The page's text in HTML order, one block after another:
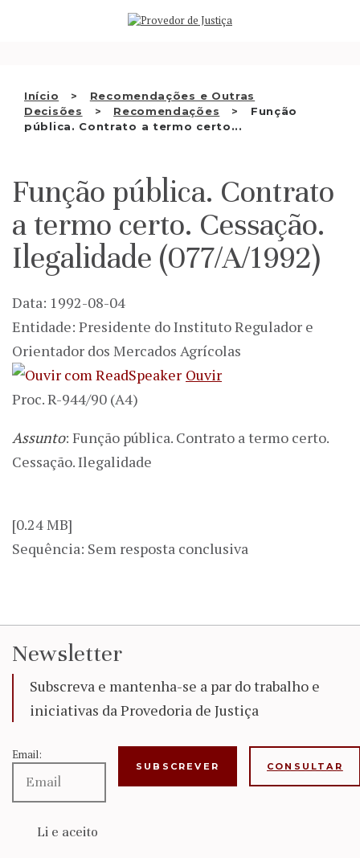
Início
Recomendações e Outras
Decisões
Recomendações
Função
pública. Contrato a termo certo...
QUEM SOMOS
RECOMENDAÇÕES E OUTRAS
DECISÕES
APRESENTAR QUEIXA
PT
Função pública. Contrato
a termo certo. Cessação.
Ilegalidade (077/A/1992)
Data: 1992-08-04
Entidade: Presidente do Instituto Regulador e
Orientador dos Mercados Agrícolas
Ouvir
Proc. R-944/90 (A4)
Assunto: Função pública. Contrato a termo certo.
Cessação. Ilegalidade
[0.24 MB]
Sequência: Sem resposta conclusiva
Newsletter
Subscreva e mantenha-se a par do trabalho e
iniciativas da Provedoria de Justiça
Email:
Li e aceito
CONSULTAR